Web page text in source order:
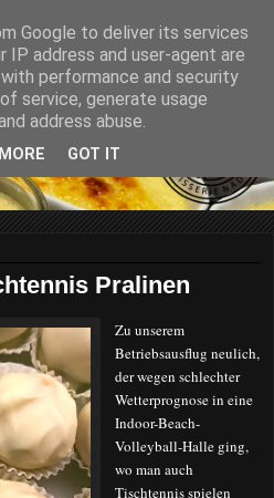
Pralinen
Zu unserem
Betriebsausflug neulich,
der wegen schlechter
Wetterprognose in eine
Indoor-Beach-
Volleyball-Halle ging,
wo man auch
Tischtennis spielen
Google to deliver its services
IP address and user-agent are
performance and security
service, generate usage
address abuse.
GOT IT